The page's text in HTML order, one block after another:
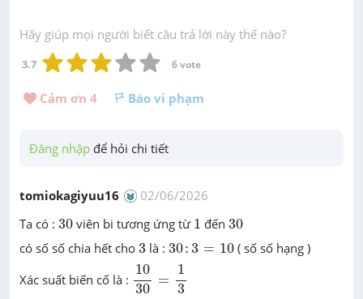
Hãy giúp mọi người biết câu trả lời này thế nào?
3.7 6 vote
Cảm ơn 4 Báo vi phạm
Đăng nhập để hỏi chi tiết
tomiokagiyuu16
02/06/2026
Ta có : 30
30 viên bi tương ứng từ 1
1 đến 30
30
có số số chia hết cho 3
3 là : 30:3 = 10
30: 3=10
( số số hạng )
Xác suất biến cố là :
10
30
=
1
3
1030 13